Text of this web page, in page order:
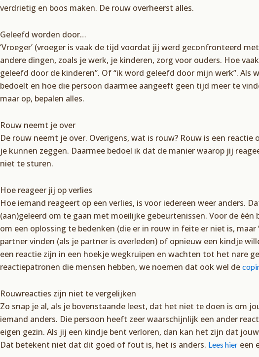
verdrietig en boos maken. De rouw overheerst alles.
Geleefd worden door…
‘Vroeger’ (vroeger is vaak de tijd voordat jij werd geconfronteerd
andere dingen, zoals je werk, je kinderen, zorg voor ouders. Hoe
geleefd door de kinderen”. Of “ik word geleefd door mijn werk”. Als
bedoelt en hoe die persoon daarmee aangeeft geen tijd meer te
maar op, bepalen alles.
Rouw neemt je over
De rouw neemt je over. Overigens, wat is rouw? Rouw is een reactie
je kunnen zeggen. Daarmee bedoel ik dat de manier waarop jij
niet te sturen.
Hoe reageer jij op verlies
Hoe iemand reageert op een verlies, is voor iedereen weer anders.
(aan)geleerd om te gaan met moeilijke gebeurtenissen. Voor de
om een oplossing te bedenken (die er in rouw in feite er niet is, maar
partner vinden (als je partner is overleden) of opnieuw een kindje
een reactie zijn in een hoekje wegkruipen en wachten tot het nare
reactiepatronen die mensen hebben, we noemen dat ook wel de
Rouwreacties zijn niet te vergelijken
Zo snap je al, als je bovenstaande leest, dat het niet te doen is om
iemand anders. Die persoon heeft zeer waarschijnlijk een ander
eigen gezin. Als jij een kindje bent verloren, dan kan het zijn dat
Dat betekent niet dat dit goed of fout is, het is anders. Lees hier een